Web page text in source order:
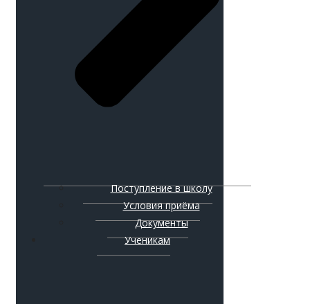
Поступление в школу
Условия приёма
Документы
Ученикам